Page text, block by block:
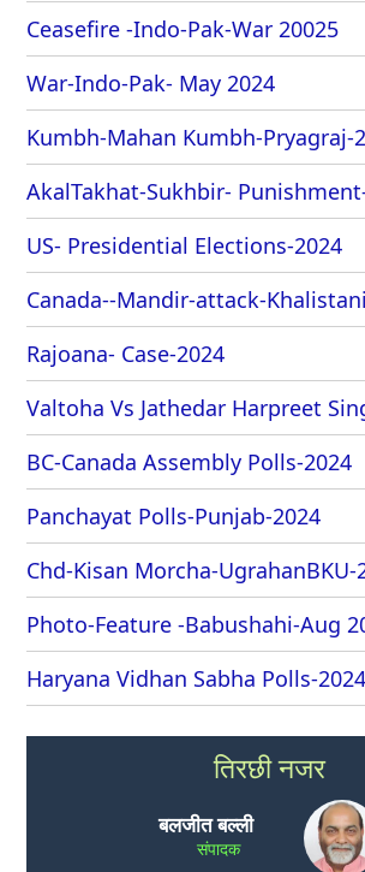
Ceasefire -Indo-Pak-War 20025
War-Indo-Pak- May 2024
Kumbh-Mahan Kumbh-Pryagraj-
AkalTakhat-Sukhbir-
US- Presidential Elections-2024
Canada--Mandir-attack-
Rajoana- Case-2024
Valtoha Vs Jathedar Harpreet
BC-Canada Assembly Polls-2024
Panchayat Polls-Punjab-2024
Chd-Kisan Morcha-UgrahanBKU-
Photo-Feature -Babushahi-Aug
Haryana Vidhan Sabha Polls-2024
तिरछी नजर
बलजीत बल्ली
संपादक